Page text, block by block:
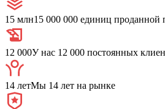
15 млн15 000 000 единиц проданной
12 000У нас 12 000 постоянных
14 летМы 14 лет на рынке